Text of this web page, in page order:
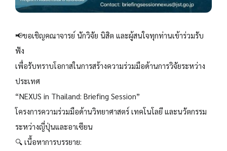
📢ขอเชิญคณาจารย์ นักวิจัย นิสิต และผู้สนใจทุกท่านเข้าร่วมรับ
ฟัง
เพื่อรับทราบโอกาสในการสร้างความร่วมมือด้านการวิจัยระหว่าง
ประเทศ
“NEXUS in Thailand: Briefing Session”
โครงการความร่วมมือด้านวิทยาศาสตร์ เทคโนโลยี และนวัตกรรม
ระหว่างญี่ปุ่นและอาเซียน
🔍 เนื้อหาการบรรยาย: